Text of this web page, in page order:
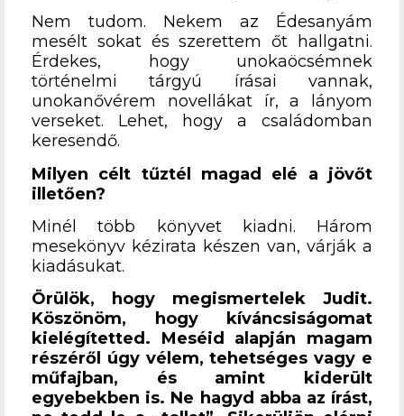
Nem tudom. Nekem az Édesanyám
mesélt sokat és szerettem őt hallgatni.
Érdekes, hogy unokaöcsémnek
történelmi tárgyú írásai vannak,
unokanővérem novellákat ír, a lányom
verseket. Lehet, hogy a családomban
keresendő.
Milyen célt tűztél magad elé a jövőt
illetően?
Minél több könyvet kiadni. Három
mesekönyv kézirata készen van, várják a
kiadásukat.
Örülök, hogy megismertelek Judit.
Köszönöm, hogy kíváncsiságomat
kielégítetted. Meséid alapján magam
részéről úgy vélem, tehetséges vagy e
műfajban, és amint kiderült
egyebekben is. Ne hagyd abba az írást,